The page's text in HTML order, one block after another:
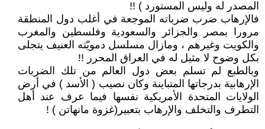
المصدر له وليس المستورد ) !!
فالإرهاب ضرب ضرباته الموجعة في أغلب دول المنطقة
مرورا بمصر والجزائر والسعودية وفلسطين والمغرب
والكويت وغيرهم ، ومازال مسلسل دمويّته العنيف يتجلى
بكل وضوح لا مثيل له في العراق المحرر !!
وبالطبع لم تسلم بعض دول العالم من تلك الضربات
الإرهابية بدرجاتها المتباينة وكان نصيب ( الأسد ) في أرض
الولايات المتحدة الأمريكية نفسها فيما عرف عند أهل
التطرف والتخلف والإرهاب بتعبير(غزوة مانهاتن ) !